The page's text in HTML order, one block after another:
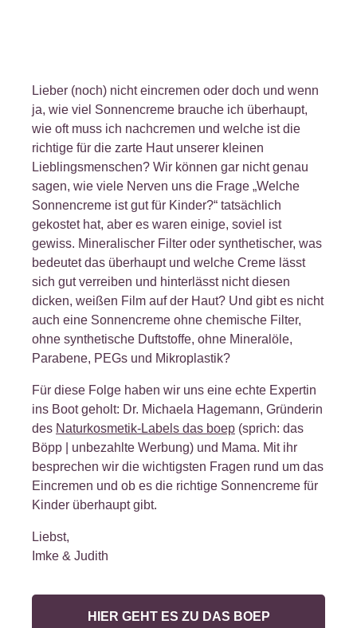
Lieber (noch) nicht eincremen oder doch und wenn
ja, wie viel Sonnencreme brauche ich überhaupt,
wie oft muss ich nachcremen und welche ist die
richtige für die zarte Haut unserer kleinen
Lieblingsmenschen? Wir können gar nicht genau
sagen, wie viele Nerven uns die Frage „Welche
Sonnencreme ist gut für Kinder?“ tatsächlich
gekostet hat, aber es waren einige, soviel ist
gewiss. Mineralischer Filter oder synthetischer, was
bedeutet das überhaupt und welche Creme lässt
sich gut verreiben und hinterlässt nicht diesen
dicken, weißen Film auf der Haut? Und gibt es nicht
auch eine Sonnencreme ohne chemische Filter,
ohne synthetische Duftstoffe, ohne Mineralöle,
Parabene, PEGs und Mikroplastik?
Für diese Folge haben wir uns eine echte Expertin
ins Boot geholt: Dr. Michaela Hagemann, Gründerin
des Naturkosmetik-Labels das boep (sprich: das
Böpp | unbezahlte Werbung) und Mama. Mit ihr
besprechen wir die wichtigsten Fragen rund um das
Eincremen und ob es die richtige Sonnencreme für
Kinder überhaupt gibt.
Liebst,
Imke & Judith
HIER GEHT ES ZU DAS BOEP